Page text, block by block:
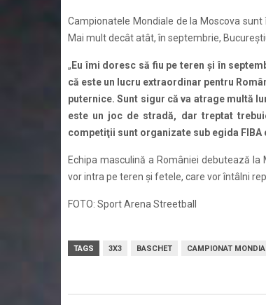
Campionatele Mondiale de la Moscova
Mai mult decât atât, în septembrie,
„ Eu îmi doresc să fiu pe teren şi în
că este un lucru extraordinar pentru
puternice. Sunt sigur că va atrage multă
este un joc de stradă, dar treptat
competiţii sunt organizate sub egida
Echipa masculină a României debutează
vor intra pe teren şi fetele, care vor întâlni
FOTO: Sport Arena Streetball
TAGS 3X3 BASCHET CAMPIONAT